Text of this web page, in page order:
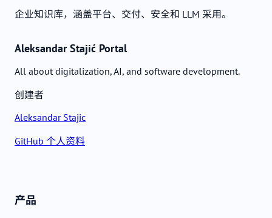
企业知识库，涵盖平台、交付、安全和 LLM 采用。
Aleksandar Stajić Portal
All about digitalization, AI, and software development.
创建者
Aleksandar Stajic
GitHub 个人资料
产品